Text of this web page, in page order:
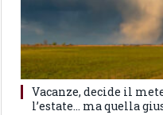
Vacanze, decide il
l’estate… ma quella